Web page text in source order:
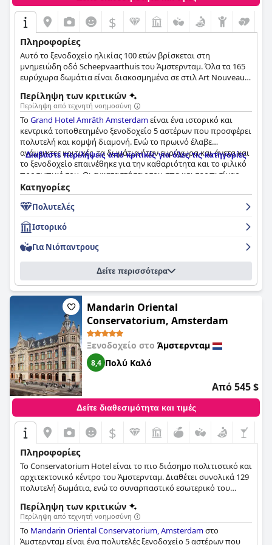
$
Πληροφορίες
Αυτό το ξενοδοχείο ηλικίας 100 ετών βρίσκεται στη
μνημειώδη οδό Scheepvaarthuis του Άμστερνταμ. Όλα τα 165
ευρύχωρα δωμάτια είναι διακοσμημένα σε στιλ Art Nouveau
Περίληψη των κριτικών
Περίληψη από τεχνητή νοημοσύνη
ΤοGrand Hotel Amrâth Amsterdamείναι ένα ιστορικό και
κεντρικά τοποθετημένο ξενοδοχείο 5 αστέρων που προσφέρει
πολυτελή και κομψή διαμονή. Ενώ το πρωινό έλαβε
ανάμεικτες κριτικές, τα δωμάτια ήταν ευρύχωρα και άνετα και
το ξενοδοχείο επαινέθηκε για την καθαριότητα και το φιλικό
προσωπικό του. Οι εγκαταστάσεις του σπα και της πισίνας
ευχαριστήθηκαν γενικά από τους επισκέπτες, αν και
ορισμένοι σημείωσαν προβλήματα με τη συντήρηση. Η
ιστορική γοητεία και η όμορφη αρχιτεκτονική του
ξενοδοχείου το καθιστούν μια εξαιρετική επιλογή για όσους
αγαπούν την ιστορία και το vintage vibes. Ενώ ορισμένοι
επισκέπτες θεώρησαν ότι το ξενοδοχείο δεν ανταποκρινόταν
πλήρως στη διαβάθμισή του σε 5 αστέρια, συνολικά, το
Grand
Hotel Amrâth Amsterdamείναι μια υπέροχη επιλογή για μια
αξέχαστη και πολυτελή διαμονή.
Διαβάστε περιλήψεις από κριτικές για όλες τις κατηγορίες
Κατηγορίες
Πολυτελές
Ιστορικό
Για Νιόπαντρους
Δείτε περισσότερα
Mandarin Oriental
Conservatorium, Amsterdam
Ξενοδοχείο στο Άμστερνταμ
8,4 Πολύ Καλό
Από 545 $
Δείτε διαθεσιμότητα και τιμές
$
Πληροφορίες
Το Conservatorium Hotel είναι το πιο διάσημο πολιτιστικό και
αρχιτεκτονικό κέντρο του Άμστερνταμ. Διαθέτει συνολικά 129
πολυτελή δωμάτια, ενώ το συναρπαστικό εσωτερικό του
ασιατικά χαλιά το καθιστούν μοναδικό στο είδος του.
Περίληψη των κριτικών
Περίληψη από τεχνητή νοημοσύνη
Το Mandarin Oriental Conservatorium, Amsterdamστο
Άμστερνταμ είναι ένα πολυτελές ξενοδοχείο 5 αστέρων που